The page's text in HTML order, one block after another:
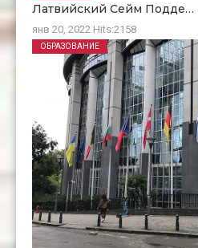
Латвийский Сейм Подде…
янв 20, 2022 Hits:2158
ОБРАЗОВАНИЕ